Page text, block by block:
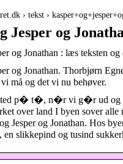
› tekst ›
Jesper og
og Jonathan : læs teksten
og Jonathan. Thorbjørn
må og det vi nu behøver.
p� t�, n�r vi g�r ud
over land I byen sover
Jesper og Jonathan. Hos
slikkepind og tusind